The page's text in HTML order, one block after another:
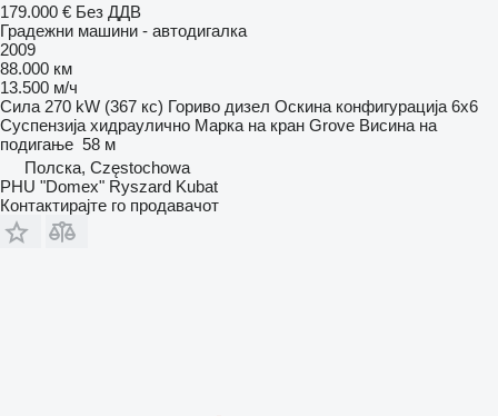
179.000 € Без ДДВ
Градежни машини - автодигалка
2009
88.000 км
13.500 м/ч
Сила 270 kW (367 кс) Гориво дизел Оскина конфигурација 6x6
Суспензија хидраулично Марка на кран Grove Висина на
подигање 58 м
Полска, Częstochowa
PHU "Domex" Ryszard Kubat
Контактирајте го продавачот